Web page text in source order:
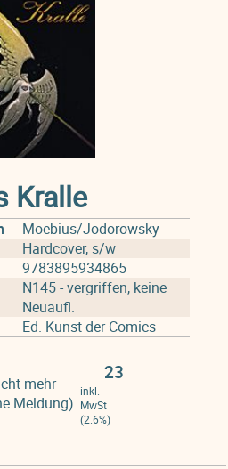
Kralle
Moebius/Jodorowsky
Hardcover, s/w
9783895934865
N145 - vergriffen, keine
Neuaufl.
Ed. Kunst der Comics
mehr
Meldung)
23
inkl.
MwSt
(2.6%)